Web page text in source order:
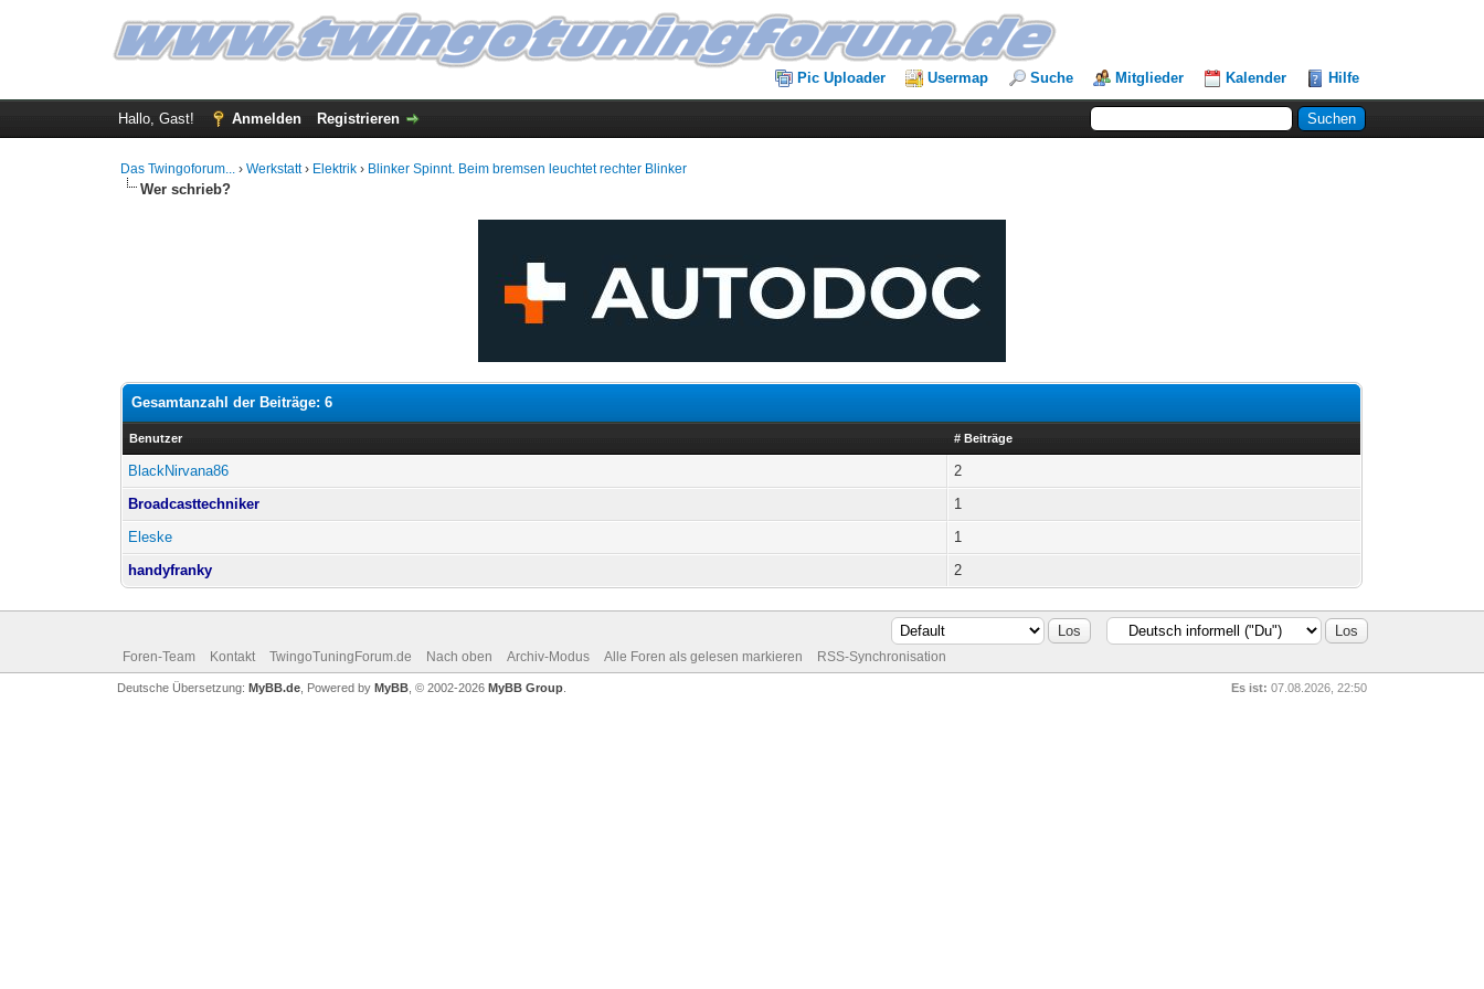
Pic Uploader Usermap Suche Mitglieder Kalender Hilfe
Hallo, Gast! Anmelden Registrieren
Das Twingoforum... ›Werkstatt› Elektrik › Blinker Spinnt. Beim bremsen leuchtet rechter Blinker
Wer schrieb?
Gesamtanzahl der Beiträge: 6
Benutzer # Beiträge
BlackNirvana86
2
Broadcasttechniker
1
Eleske
1
handyfranky
2
Foren-Team Kontakt TwingoTuningForum.de Nach oben Archiv-Modus Alle Foren als gelesen markieren RSS-Synchronisation
Es ist: 07.08.2026, 22:50
Deutsche Übersetzung: MyBB.de, Powered by MyBB, © 2002-2026 MyBB Group.